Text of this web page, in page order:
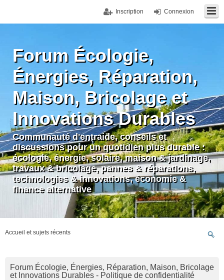
Connexion
Inscription
Forum Écologie,
Énergies, Réparation,
Maison, Bricolage et
Innovations Durables
Communauté d'entraide, conseils et
discussions pour un quotidien plus durable :
écologie, énergie, solaire, maison & jardinage,
travaux & bricolage, pannes & réparations,
technologies & innovations, économie &
finance alternative
Accueil et sujets récents
Forum Écologie, Énergies, Réparation, Maison, Bricolage
et Innovations Durables - Politique de confidentialité